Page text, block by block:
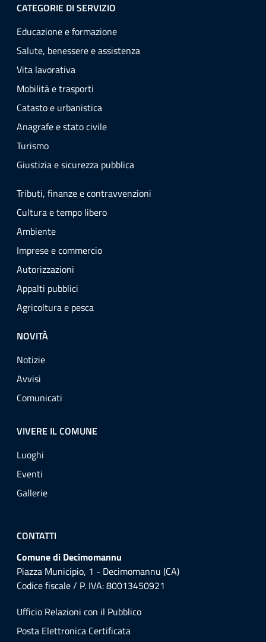
CATEGORIE DI SERVIZIO
Educazione e formazione
Salute, benessere e assistenza
Vita lavorativa
Mobilità e trasporti
Catasto e urbanistica
Anagrafe e stato civile
Turismo
Giustizia e sicurezza pubblica
Tributi, finanze e contravvenzioni
Cultura e tempo libero
Ambiente
Imprese e commercio
Autorizzazioni
Appalti pubblici
Agricoltura e pesca
NOVITÀ
Notizie
Avvisi
Comunicati
VIVERE IL COMUNE
Luoghi
Eventi
Gallerie
CONTATTI
Comune di Decimomannu
Piazza Municipio, 1 - Decimomannu (CA)
Codice fiscale / P. IVA: 80013450921
Ufficio Relazioni con il Pubblico
Posta Elettronica Certificata